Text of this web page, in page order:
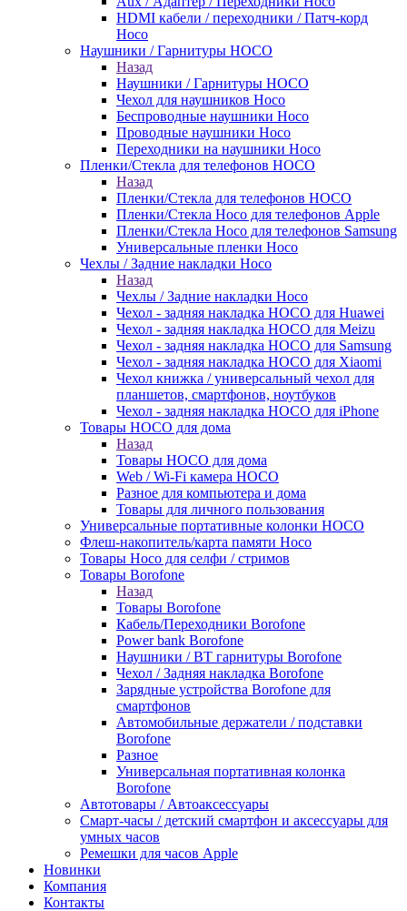
HDMI кабели / переходники / Патч-корд
Hoco
Наушники / Гарнитуры HOCO
Назад
Наушники / Гарнитуры HOCO
Чехол для наушников Hoco
Беспроводные наушники Hoco
Проводные наушники Hoco
Переходники на наушники Hoco
Пленки/Стекла для телефонов HOCO
Назад
Пленки/Стекла для телефонов HOCO
Пленки/Стекла Hoco для телефонов Apple
Пленки/Стекла Hoco для телефонов Samsung
Универсальные пленки Hoco
Чехлы / Задние накладки Hoco
Назад
Чехлы / Задние накладки Hoco
Чехол - задняя накладка HOCO для Huawei
Чехол - задняя накладка HOCO для Meizu
Чехол - задняя накладка HOCO для Samsung
Чехол - задняя накладка HOCO для Xiaomi
Чехол книжка / универсальный чехол для
планшетов, смартфонов, ноутбуков
Чехол - задняя накладка HOCO для iPhone
Товары HOCO для дома
Назад
Товары HOCO для дома
Web / Wi-Fi камера HOCO
Разное для компьютера и дома
Товары для личного пользования
Универсальные портативные колонки HOCO
Флеш-накопитель/карта памяти Hoco
Товары Hoco для селфи / стримов
Товары Borofone
Назад
Товары Borofone
Кабель/Переходники Borofone
Power bank Borofone
Наушники / BT гарнитуры Borofone
Чехол / Задняя накладка Borofone
Зарядные устройства Borofone для
смартфонов
Автомобильные держатели / подставки
Borofone
Разное
Универсальная портативная колонка
Borofone
Автотовары / Автоаксессуары
Смарт-часы / детский смартфон и аксессуары для
умных часов
Ремешки для часов Apple
Новинки
Компания
Контакты